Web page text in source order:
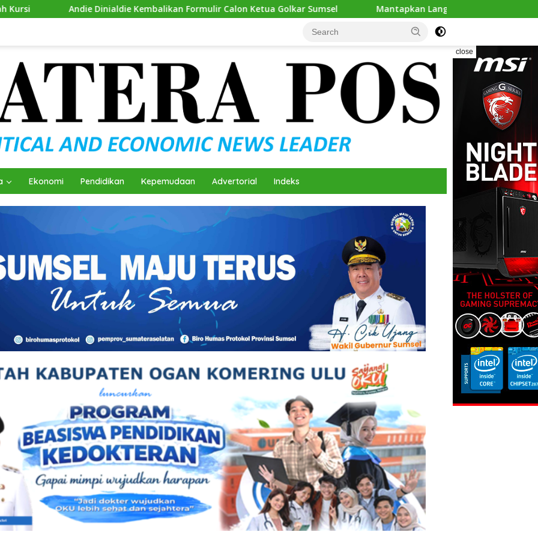
Dinialdie Kembalikan Formulir Calon Ketua Golkar Sumsel Mantapkan Langkah, Andie Dinialdie Ambil Formulir
close
Ekonomi Pendidikan Kepemudaan Advertorial Indeks